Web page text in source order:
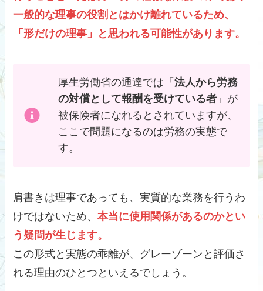
一般的な理事の役割とはかけ離れているため、
「形だけの理事」と思われる可能性があります。
厚生労働省の通達では「 法人から労務
の対償として報酬を受けている者」が
被保険者になれるとされていますが、
ここで問題になるのは労務の実態で
す。
肩書きは理事であっても、実質的な業務を行うわ
けではないため、本当に使用関係があるのかとい
う疑問が生じます。
この形式と実態の乖離が、グレーゾーンと評価さ
れる理由のひとつといえるでしょう。